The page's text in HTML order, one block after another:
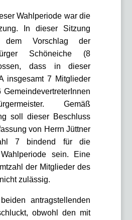
Wahlperiode war die
In dieser Sitzung
dem Vorschlag der
Schöneiche (8
dass in dieser
insgesamt 7 Mitglieder
Gemäß
soll dieser Beschluss
von Herrn Jüttner
7 bindend für die
sein. Eine
der Mitglieder des
zulässig.
antragstellenden
obwohl den mit